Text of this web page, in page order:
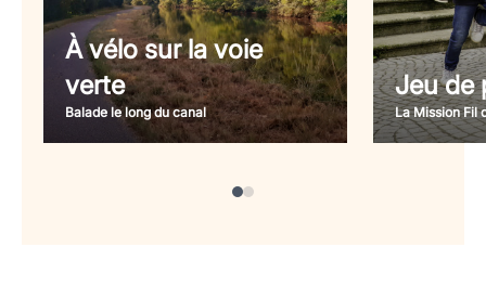
À vélo sur la voie
verte
Balade le long du canal
Jeu de
La Mission Fil